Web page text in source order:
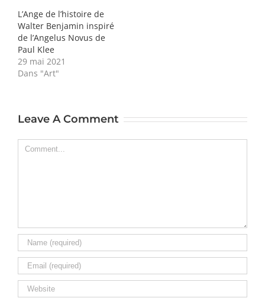
L’Ange de l’histoire de
Walter Benjamin inspiré
de l’Angelus Novus de
Paul Klee
29 mai 2021
Dans "Art"
Leave A Comment
Comment